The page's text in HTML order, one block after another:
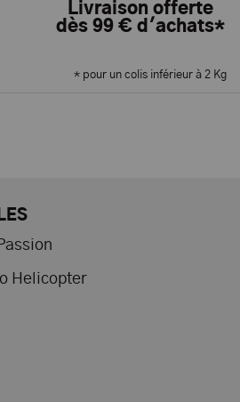
Livraison offerte
dès 99 € d'achats*
* pour un colis inférieur à 2 Kg
Helicopter